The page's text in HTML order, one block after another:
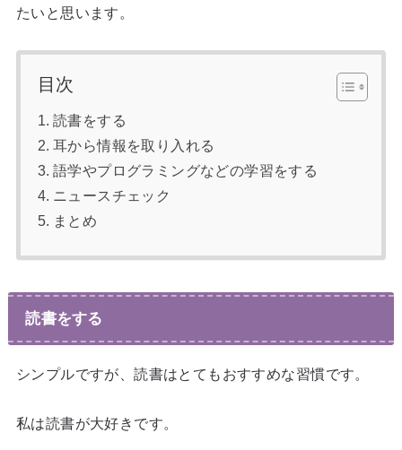
たいと思います。
目次
読書をする
耳から情報を取り入れる
語学やプログラミングなどの学習をする
ニュースチェック
まとめ
読書をする
シンプルですが、読書はとてもおすすめな習慣です。
私は読書が大好きです。